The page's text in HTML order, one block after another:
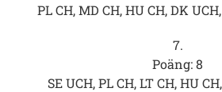
PL CH, MD CH, HU CH, DK
7.
Poäng: 8
SE UCH, PL CH, LT CH, HU